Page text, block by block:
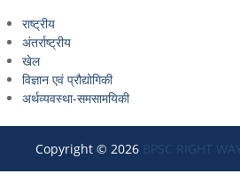
राष्ट्रीय
अंतर्राष्ट्रीय
खेल
विज्ञान एवं प्रौद्योगिकी
अर्थव्यवस्था-समसामयिकी
Copyright © 2026 BPSC RIGHT WAY